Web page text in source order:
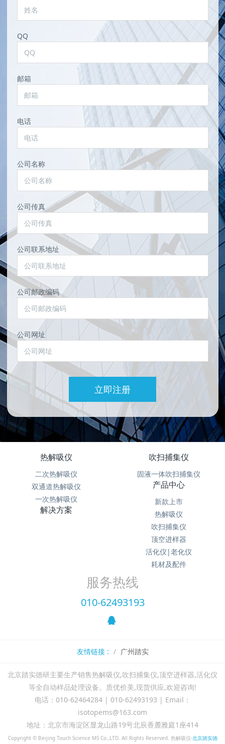
QQ
邮箱
电话
公司名称
公司传真
公司联系地址
公司邮政编码
公司网址
立即注册
热解吸仪
二次热解吸仪
双通道热解吸仪
一次热解吸仪
吹扫捕集仪
固液一体吹扫捕集仪
产品中心
新款上市
热解吸仪
吹扫捕集仪
顶空进样器
活化仪|老化仪
耗材及配件
解决方案
服务热线
010-62493193
友情链接 : 广州踏实
北京踏实德研主要生产销售热解吸仪,吹扫捕集仪,顶空进样器,活化仪
等全自动样品处理设备。质优价美,现货供应,欢迎咨询!
电话：010-62464284 | 010-62493193 | Email：
isotopems@163.com
地址：北京市海淀区显龙山路19号北辰香麓雅庭1座414
Copyright © Beijing Touch Science MS Co.,LTD. All Rights Reserved. 热解吸仪-北京踏实德